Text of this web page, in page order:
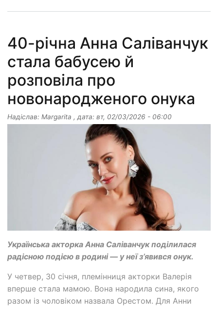
40-річна Анна Саліванчук
стала бабусею й
розповіла про
новонародженого онука
Надіслав: Margarita , дата: вт, 02/03/2026 - 06:00
Українська акторка Анна Саліванчук поділилася
радісною подією в родині — у неї з’явився онук.
У четвер, 30 січня, племінниця акторки Валерія
вперше стала мамою. Вона народила сина, якого
разом із чоловіком назвала Орестом. Для Анни